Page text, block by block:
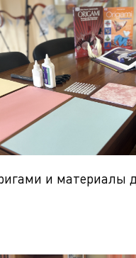
и материалы